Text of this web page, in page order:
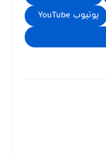
يوتيوب YouTube